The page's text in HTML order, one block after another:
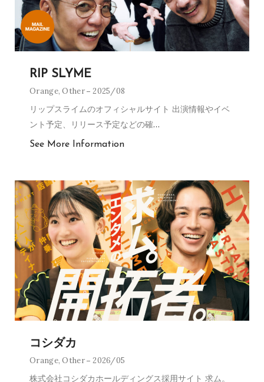
RIP SLYME
Orange,Other 2025/08
リップスライムのオフィシャルサイト 出演情報やイベ
ント予定、リリース予定などの確…
See More Information
コシダカ
Orange,Other 2026/05
株式会社コシダカホールディングス採用サイト 求ム。